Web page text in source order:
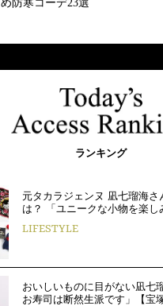
め防寒コーデ23選
ランキング
元タカラジェンヌ 凪七瑠海
は？ 「ユニークな小物を楽
LIFESTYLE
おいしいものに目がない凪七
お寿司は断然生派です」【宝